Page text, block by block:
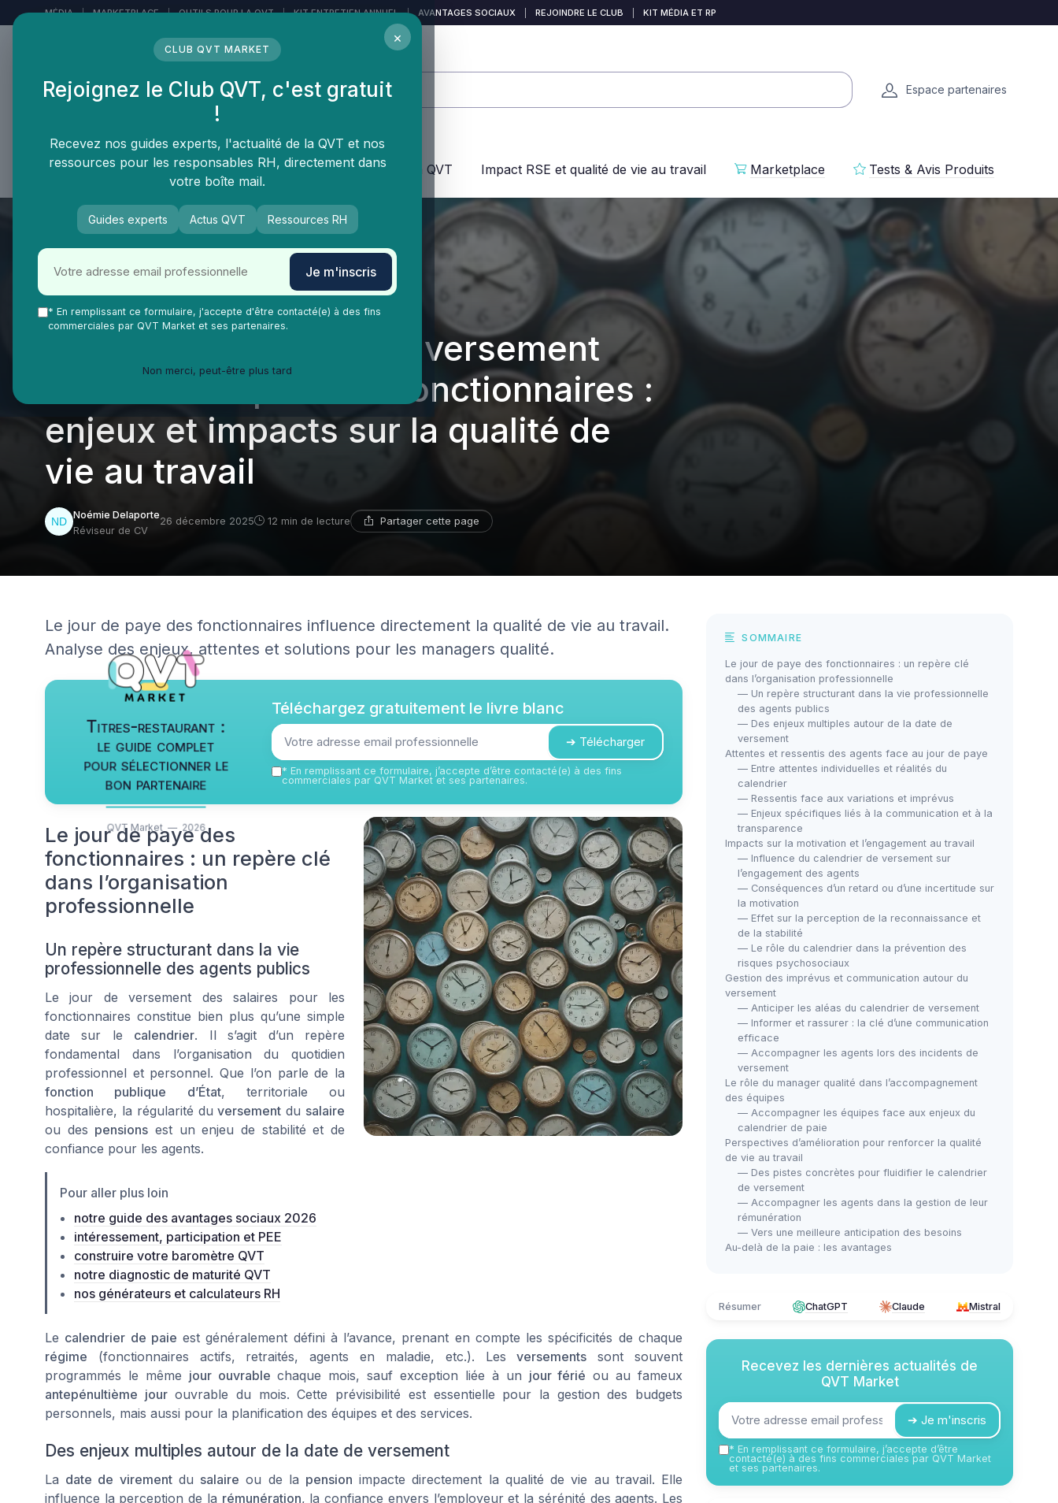
MÉDIA | MARKETPLACE | OUTILS POUR LA QVT | KIT ENTRETIEN ANNUEL | AVANTAGES SOCIAUX REJOINDRE LE CLUB KIT MÉDIA ET RP
LE MÉDIA DES
Espace partenaires
Vie Ma Vie dans la QVT Tendances QVT Enjeux dans la QVT Impact RSE et qualité de vie au travail Marketplace Tests & Avis Produits
QVT Market Vie Ma Vie dans la QVT Salaire
Comprendre le jour de versement
des salaires pour les fonctionnaires :
enjeux et impacts sur la qualité de
vie au travail
Noémie Delaporte
Réviseur de CV
26 décembre 2025 12 min de lecture Partager cette page
Le jour de paye des fonctionnaires influence directement la qualité de vie au travail.
Analyse des enjeux, attentes et solutions pour les managers qualité.
Titres-restaurant :
le guide complet
pour sélectionner le
bon partenaire
QVT Market — 2026
Téléchargez gratuitement le livre blanc
➔ Télécharger
* En remplissant ce formulaire, j’accepte d’être contacté(e) à des fins
commerciales par QVT Market et ses partenaires.
Le jour de paye des
fonctionnaires : un repère clé
dans l’organisation
professionnelle
Un repère structurant dans la vie
professionnelle des agents publics
Le jour de versement des salaires pour les
fonctionnaires constitue bien plus qu’une simple
date sur le calendrier. Il s’agit d’un repère
fondamental dans l’organisation du quotidien
professionnel et personnel. Que l’on parle de la
fonction publique d’État, territoriale ou
hospitalière, la régularité duversement du salaire
ou des pensions est un enjeu de stabilité et de
confiance pour les agents.
Pour aller plus loin
notre guide des avantages sociaux 2026
intéressement, participation et PEE
construire votre baromètre QVT
notre diagnostic de maturité QVT
nos générateurs et calculateurs RH
Le calendrier de paie est généralement défini à l’avance, prenant en compte les spécificités de chaque
régime (fonctionnaires actifs, retraités, agents en maladie, etc.). Lesversements sont souvent
programmés le même jour ouvrable chaque mois, sauf exception liée à un jour férié ou au fameux
antepénultième jourouvrable du mois. Cette prévisibilité est essentielle pour la gestion des budgets
personnels, mais aussi pour la planification des équipes et des services.
Des enjeux multiples autour de la date de versement
La date de virementdu salaire ou de la pension impacte directement la qualité de vie au travail. Elle
influence la perception de la rémunération, la confiance envers l’employeur et la sérénité des agents. Les
SOMMAIRE
Le jour de paye des fonctionnaires : un repère clé
dans l’organisation professionnelle
— Un repère structurant dans la vie professionnelle
des agents publics
— Des enjeux multiples autour de la date de
versement
Attentes et ressentis des agents face au jour de paye
— Entre attentes individuelles et réalités du
calendrier
— Ressentis face aux variations et imprévus
— Enjeux spécifiques liés à la communication et à la
transparence
Impacts sur la motivation et l’engagement au travail
— Influence du calendrier de versement sur
l’engagement des agents
— Conséquences d’un retard ou d’une incertitude sur
la motivation
— Effet sur la perception de la reconnaissance et
de la stabilité
— Le rôle du calendrier dans la prévention des
risques psychosociaux
Gestion des imprévus et communication autour du
versement
— Anticiper les aléas du calendrier de versement
— Informer et rassurer : la clé d’une communication
efficace
— Accompagner les agents lors des incidents de
versement
Le rôle du manager qualité dans l’accompagnement
des équipes
— Accompagner les équipes face aux enjeux du
calendrier de paie
Perspectives d’amélioration pour renforcer la qualité
de vie au travail
— Des pistes concrètes pour fluidifier le calendrier
de versement
— Accompagner les agents dans la gestion de leur
rémunération
— Vers une meilleure anticipation des besoins
Au-delà de la paie : les avantages
Résumer ChatGPT Claude Mistral
Recevez les dernières actualités de
QVT Market
➔ Je m'inscris
* En remplissant ce formulaire, j’accepte d’être
contacté(e) à des fins commerciales par QVT Market
et ses partenaires.
×
CLUB QVT MARKET
Rejoignez le Club QVT, c'est gratuit
!
Recevez nos guides experts, l'actualité de la QVT et nos
ressources pour les responsables RH, directement dans
votre boîte mail.
Guides experts Actus QVT Ressources RH
Je m'inscris
* En remplissant ce formulaire, j'accepte d'être contacté(e) à des fins
commerciales par QVT Market et ses partenaires.
Non merci, peut-être plus tard
Panneau de gestion des cookies